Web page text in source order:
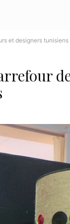
et designers tunisiens